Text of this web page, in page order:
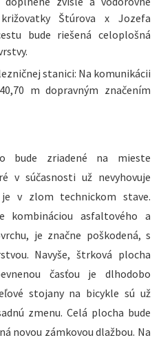
Štúrova x Jozefa
bude riešená celoplošná
stanici: Na komunikácii
m dopravným značením
bude zriadené na mieste
v súčasnosti už nevyhovuje
v zlom technickom stave.
kombináciou asfaltového a
je značne poškodená, s
Navyše, štrková plocha
časťou je dlhodobo
stojany na bicykle sú už
zmenu. Celá plocha bude
novou zámkovou dlažbou. Na